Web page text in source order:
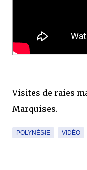
Visites de raies
Marquises.
POLYNÉSIE VIDÉO